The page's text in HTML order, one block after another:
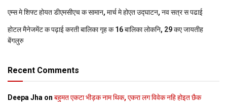
एम्स मे शिफ्ट होयत डीएमसीएच क सामान, मार्च मे होएत उद्घाटन, नव सत्र स पढाई
होटल मैनेजमेंट क पढ़ाई करती बालिका गृह क 16 बालिका लोकनि, 29 कए जायतीह
बेंगलुरु
Recent Comments
Deepa Jha on बहुमत एकटा भीड़क नाम थिक, एकरा लग विवेक नहि होइत छैक